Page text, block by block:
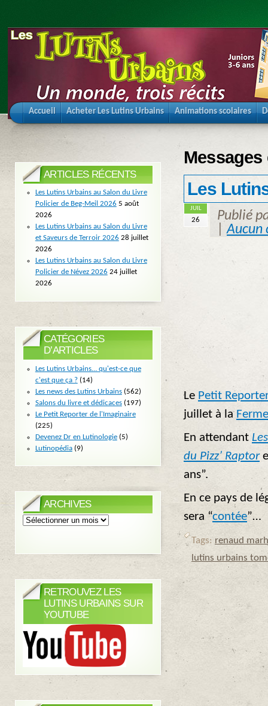
Accueil Acheter Les Lutins Urbains Animations scolaires
Les
JUIL
26
Publié
|Aucun
Le Petit
juillet à la
En attendant
du Pizz’ Raptor
ans”.
En ce pays de
sera “contée”…
Tags: renaud
lutins urbains
ARTICLES RÉCENTS
Les Lutins Urbains au Salon du Livre
Policier de Beg-Meil 2026 5 août
2026
Les Lutins Urbains au Salon du Livre
et Saveurs de Terroir 2026 28 juillet
2026
Les Lutins Urbains au Salon du Livre
Policier de Névez 2026 24 juillet
2026
CATÉGORIES
D’ARTICLES
Les Lutins Urbains… qu'est-ce que
c'est que ça ?(14)
Les news des Lutins Urbains(562)
Salons du livre et dédicaces(197)
Le Petit Reporter de l'Imaginaire
(225)
Devenez Dr en Lutinologie(5)
Lutinopédia(9)
ARCHIVES
Archives
RETROUVEZ LES
LUTINS URBAINS SUR
YOUTUBE